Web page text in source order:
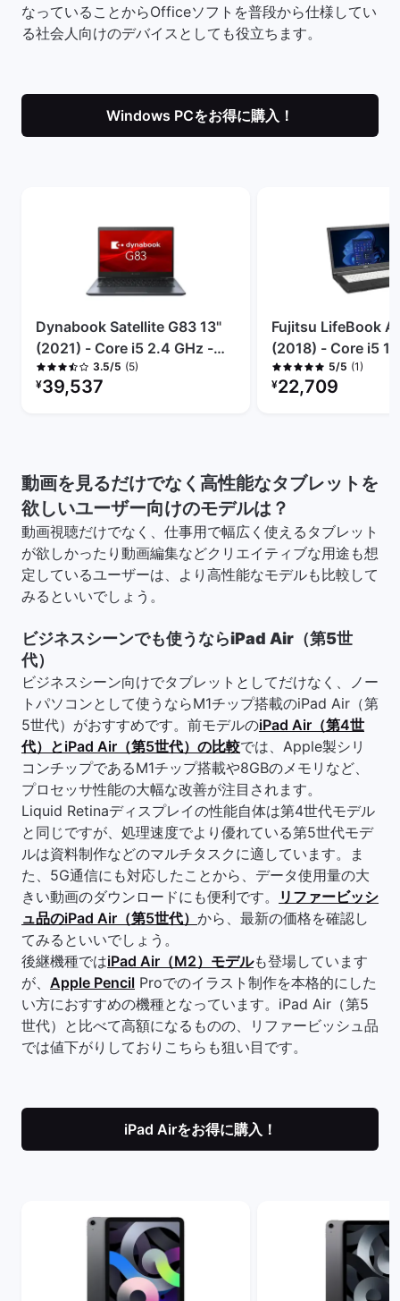
なっていることからOfficeソフトを普段から仕様してい
る社会人向けのデバイスとしても役立ちます。
Windows PCをお得に購入！
Dynabook Satellite G83 13"
(2021) - Core i5 2.4 GHz -
SSD 256 GB - 16 GB
3.5/5 (5)
リファービッシュ品の価格：
¥39,537
Fujitsu LifeBook
(2018) - Core i5
SSD 256 GB - 8 GB
5/5 (1)
リファービッシュ品の
¥22,709
動画を見るだけでなく高性能なタブレットを
欲しいユーザー向けのモデルは？
動画視聴だけでなく、仕事用で幅広く使えるタブレット
が欲しかったり動画編集などクリエイティブな用途も想
定しているユーザーは、より高性能なモデルも比較して
みるといいでしょう。
ビジネスシーンでも使うならiPad Air（第5世
代）
ビジネスシーン向けでタブレットとしてだけなく、ノー
トパソコンとして使うならM1チップ搭載のiPad Air（第
5世代）がおすすめです。前モデルのiPad Air（第4世
代）とiPad Air（第5世代）の比較では、Apple製シリ
コンチップであるM1チップ搭載や8GBのメモリなど、
プロセッサ性能の大幅な改善が注目されます。
Liquid Retinaディスプレイの性能自体は第4世代モデル
と同じですが、処理速度でより優れている第5世代モデ
ルは資料制作などのマルチタスクに適しています。ま
た、5G通信にも対応したことから、データ使用量の大
きい動画のダウンロードにも便利です。
リファービッシ
ュ品のiPad Air（第5世代） から、最新の価格を確認し
てみるといいでしょう。
後継機種ではiPad Air（M2）モデルも登場しています
が、 Apple Pencil Proでのイラスト制作を本格的にした
い方におすすめの機種となっています。iPad Air（第5
世代）と比べて高額になるものの、リファービッシュ品
では値下がりしておりこちらも狙い目です。
iPad Airをお得に購入！